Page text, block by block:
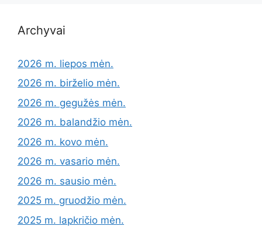
Archyvai
2026 m. liepos mėn.
2026 m. birželio mėn.
2026 m. gegužės mėn.
2026 m. balandžio mėn.
2026 m. kovo mėn.
2026 m. vasario mėn.
2026 m. sausio mėn.
2025 m. gruodžio mėn.
2025 m. lapkričio mėn.